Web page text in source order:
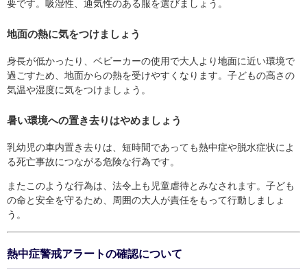
要です。吸湿性、通気性のある服を選びましょう。
地面の熱に気をつけましょう
身長が低かったり、ベビーカーの使用で大人より地面に近い環境で
過ごすため、地面からの熱を受けやすくなります。子どもの高さの
気温や湿度に気をつけましょう。
暑い環境への置き去りはやめましょう
乳幼児の車内置き去りは、短時間であっても熱中症や脱水症状によ
る死亡事故につながる危険な行為です。
またこのような行為は、法令上も児童虐待とみなされます。子ども
の命と安全を守るため、周囲の大人が責任をもって行動しましょ
う。
熱中症警戒アラートの確認について